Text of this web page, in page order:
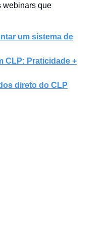
webinars que
um sistema de
CLP: Praticidade +
direto do CLP